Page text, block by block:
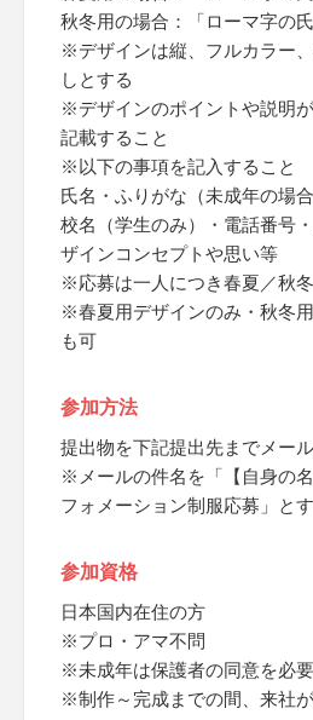
秋冬用の場合：「ローマ字の氏
※デザインは縦、フルカラー
しとする
※デザインのポイントや説明
記載すること
※以下の事項を記入すること
氏名・ふりがな（未成年の場
校名（学生のみ）・電話番号
ザインコンセプトや思い等
※応募は一人につき春夏／秋
※春夏用デザインのみ・秋冬
も可
参加方法
提出物を下記提出先までメー
※メールの件名を「【自身の
フォメーション制服応募」と
参加資格
日本国内在住の方
※プロ・アマ不問
※未成年は保護者の同意を必
※制作～完成までの間、来社